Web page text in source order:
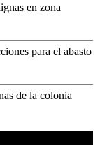
en zona
para el abasto
de la colonia